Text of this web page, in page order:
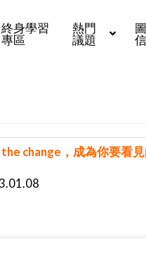
終身學習
專區
熱門
議題
the change，成為你要看見